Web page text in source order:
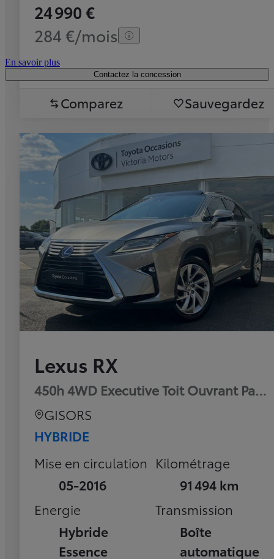
24 990 €
284 €/mois
En savoir plus
Contactez la concession
Comparez Sauvegardez
Lexus RX
450h 4WD Executive Toit Ouvrant
GISORS
HYBRIDE
Mise en circulation
05-2016
Kilométrage
91 494 km
Energie
Hybride
Essence
Transmission
Boîte
automatique